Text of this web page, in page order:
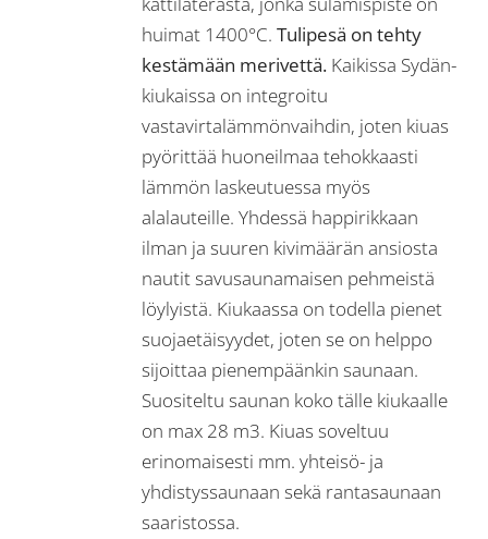
huimat 1400°C.Tulipesä on tehty
kestämään merivettä. Kaikissa Sydän-
kiukaissa on integroitu
vastavirtalämmönvaihdin, joten kiuas
pyörittää huoneilmaa tehokkaasti
lämmön laskeutuessa myös
alalauteille. Yhdessä happirikkaan
ilman ja suuren kivimäärän ansiosta
nautit savusaunamaisen pehmeistä
löylyistä. Kiukaassa on todella pienet
suojaetäisyydet, joten se on helppo
sijoittaa pienempäänkin saunaan.
Suositeltu saunan koko tälle kiukaalle
on max 28 m3. Kiuas soveltuu
erinomaisesti mm. yhteisö- ja
yhdistyssaunaan sekä rantasaunaan
saaristossa.